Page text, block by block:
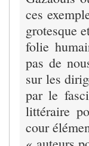
ces
grotesque
folie
pas de
sur les
par le
littéraire
cour